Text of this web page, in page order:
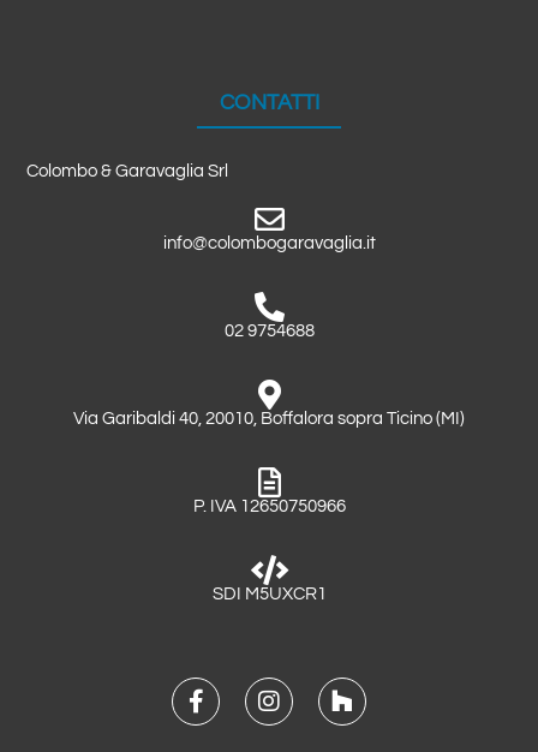
CONTATTI
Colombo & Garavaglia Srl
info@colombogaravaglia.it
02 9754688
Via Garibaldi 40, 20010, Boffalora sopra Ticino (MI)
P. IVA 12650750966
SDI M5UXCR1